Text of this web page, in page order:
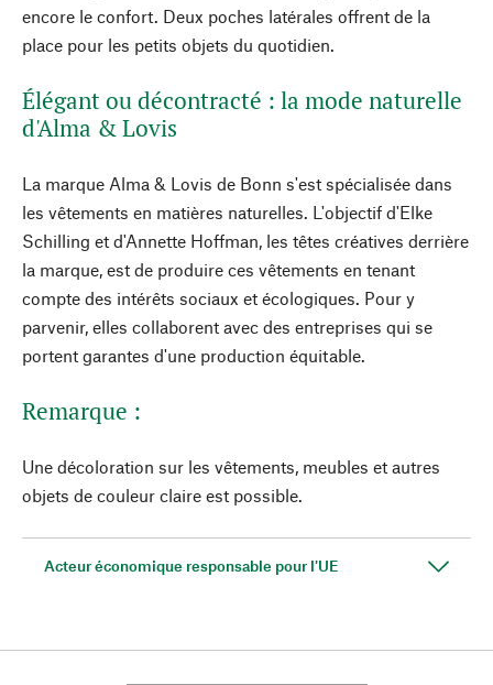
encore le confort. Deux poches latérales offrent de la
place pour les petits objets du quotidien.
Élégant ou décontracté : la mode naturelle
d'Alma & Lovis
La marque Alma & Lovis de Bonn s'est spécialisée dans
les vêtements en matières naturelles. L'objectif d'Elke
Schilling et d'Annette Hoffman, les têtes créatives derrière
la marque, est de produire ces vêtements en tenant
compte des intérêts sociaux et écologiques. Pour y
parvenir, elles collaborent avec des entreprises qui se
portent garantes d'une production équitable.
Remarque :
Une décoloration sur les vêtements, meubles et autres
objets de couleur claire est possible.
Acteur économique responsable pour l'UE